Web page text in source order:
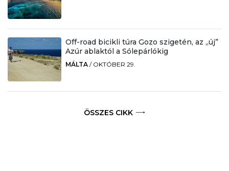
Off-road bicikli túra Gozo szigetén, az „új”
Azúr ablaktól a Sólepárlókig
MÁLTA / OKTÓBER 29.
ÖSSZES CIKK